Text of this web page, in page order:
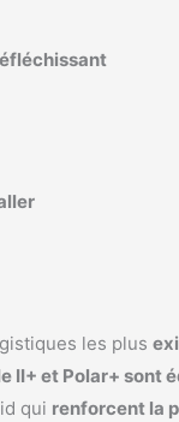
les plus
II+ et Polar+ sont
qui renforcent la